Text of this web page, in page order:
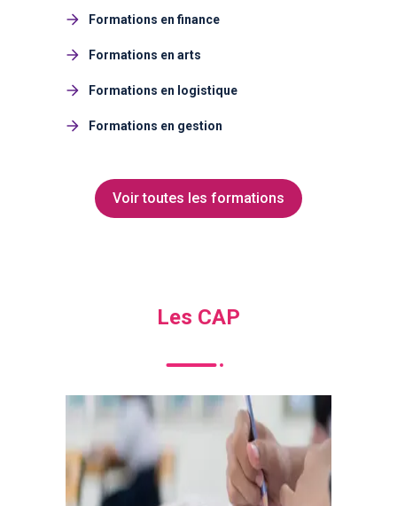
Formations en finance
Formations en arts
Formations en logistique
Formations en gestion
Voir toutes les formations
Les CAP